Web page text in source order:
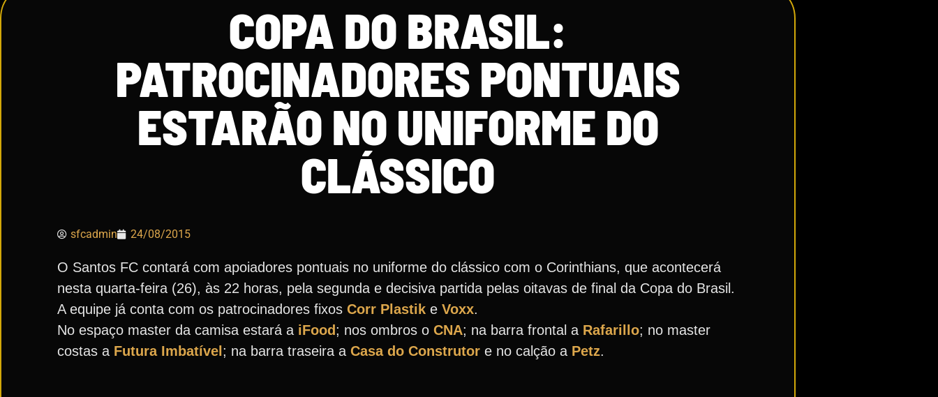
COPA DO BRASIL:
PATROCINADORES PONTUAIS
ESTARÃO NO UNIFORME DO
CLÁSSICO
sfcadmin 24/08/2015
O Santos FC contará com apoiadores pontuais no uniforme do clássico com o Corinthians, que acontecerá
nesta quarta-feira (26), às 22 horas, pela segunda e decisiva partida pelas oitavas de final da Copa do Brasil.
A equipe já conta com os patrocinadores fixos Corr Plastik e Voxx.
No espaço master da camisa estará a iFood ; nos ombros o CNA; na barra frontal a Rafarillo; no master
costas a Futura Imbatível ; na barra traseira a Casa do Construtor e no calção a Petz.